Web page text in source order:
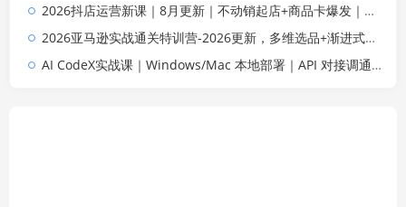
2026抖店运营新课｜8月更新｜不动销起店+商品卡爆发｜达人玩法+店群批量复制｜轻松玩转抖音小店全域流量
2026亚马逊实战通关特训营-2026更新，多维选品+渐进式打法+AI应用，从0到1打造盈利店铺
AI CodeX实战课｜Windows/Mac 本地部署｜API 对接调通｜Skill 自制｜漫剧剪辑｜网站 VR 项目｜AI项目落地全教程